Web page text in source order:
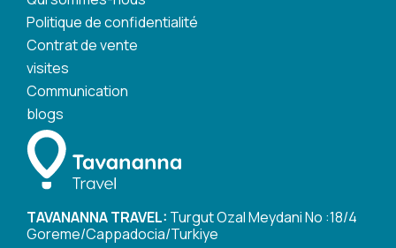
Politique de confidentialité
Contrat de vente
visites
Communication
blogs
TAVANANNA TRAVEL: Turgut Ozal Meydani No :18/4
Goreme/Cappadocia/Turkiye